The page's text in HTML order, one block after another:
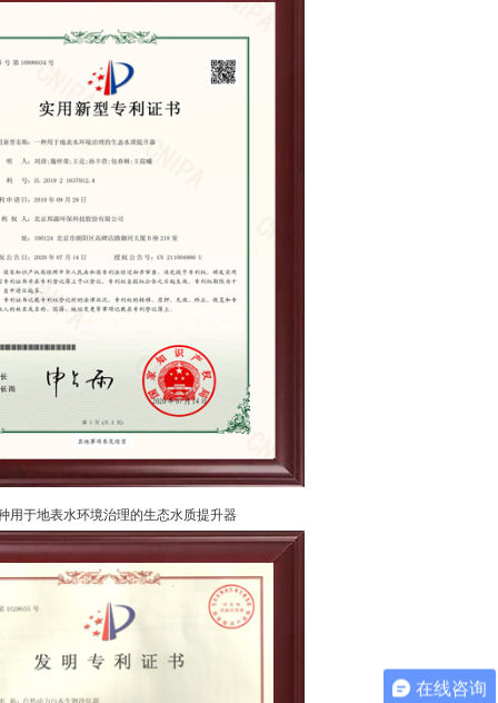
用于地表水环境治理的生态水质提升器
在线咨询